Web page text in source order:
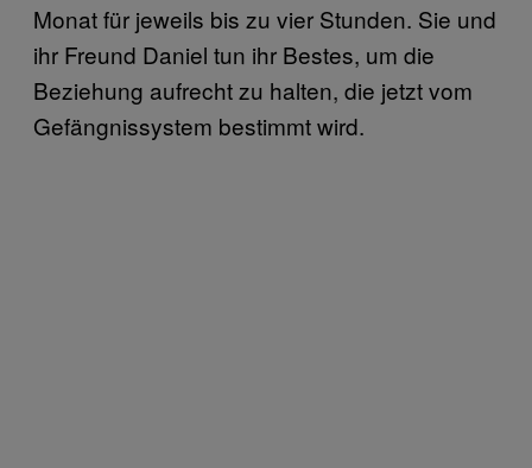
Monat für jeweils bis zu vier Stunden. Sie und
ihr Freund Daniel tun ihr Bestes, um die
Beziehung aufrecht zu halten, die jetzt vom
Gefängnissystem bestimmt wird.